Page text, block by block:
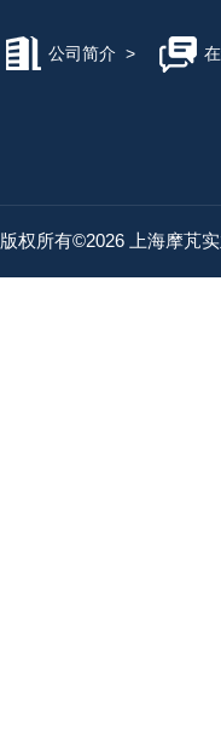
公司简介 >
版权所有©2026 上海摩芃